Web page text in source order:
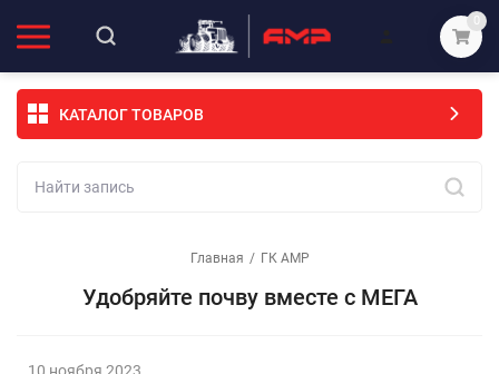
0
КАТАЛОГ ТОВАРОВ
Главная / ГК АМР
Удобряйте почву вместе с МЕГА